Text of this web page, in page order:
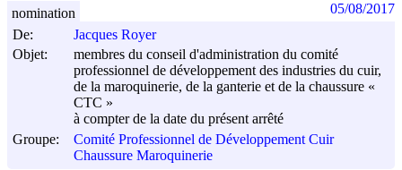
De:
Jacques Royer
Objet:
membres du conseil d'administration du comité
professionnel de développement des industries du cuir,
de la maroquinerie, de la ganterie et de la chaussure «
CTC »
à compter de la date du présent arrêté
Groupe:
Comité Professionnel de Développement Cuir
Chaussure Maroquinerie
nomination 05/08/2017